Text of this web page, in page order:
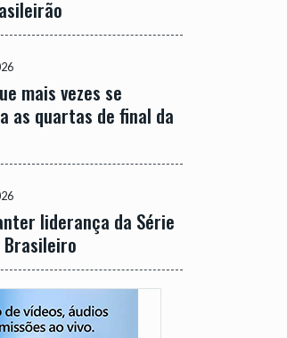
mais vezes se
as quartas de final da
liderança da Série
Brasileiro